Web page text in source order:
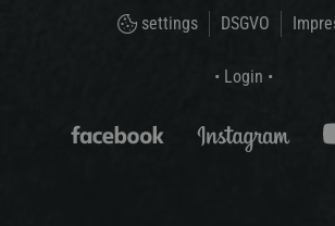
settings DSGVO
• Login •